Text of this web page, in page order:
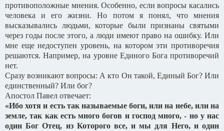
противоположные мнения. Особенно, если вопросы касались
человека и его жизни. Но потом я понял, что мнения
высказывались людьми, которые были признаны святыми
через годы после этого, а люди имеют право на ошибку. Или
мне еще недоступен уровень, на котором эти противоречия
решаются. Например, на уровне Единого Бога противоречий
нет.
Сразу возникают вопросы: А кто Он такой, Единый Бог? Или
единственный? Или бог?
Апостол Павел отвечает:
«Ибо хотя и есть так называемые боги, или на небе, или на
земле, так как есть много богов и господ много, - но у нас
один Бог Отец, из Которого все, и мы для Него, и один